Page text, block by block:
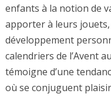
enfants à la notion de
apporter à leurs
développement
calendriers de l’Avent
témoigne d’une
où se conjuguent